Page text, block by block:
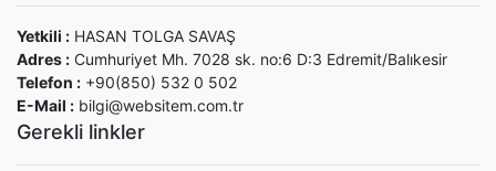
Yetkili : HASAN TOLGA SAVAŞ
Adres : Cumhuriyet Mh. 7028 sk. no:6 D:3 Edremit/Balıkesir
Telefon : +90(850) 532 0 502
E-Mail : bilgi@websitem.com.tr
Gerekli linkler